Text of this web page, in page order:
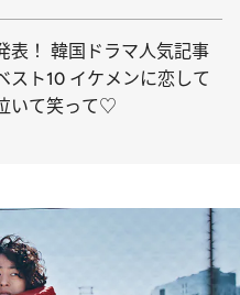
表！ 韓国ドラマ人気記事
スト10 イケメンに恋して
いて笑って♡